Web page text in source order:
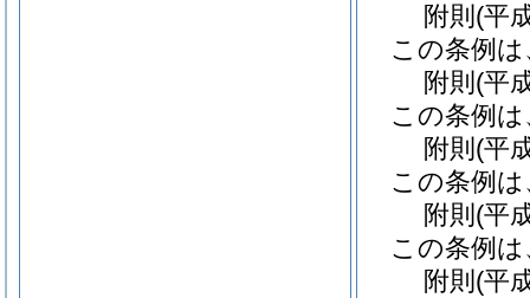
附則 (平
この条例
附則 (平
この条例
附則 (平
この条例
附則 (平
この条例
附則 (平